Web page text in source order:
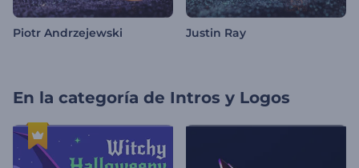
Piotr Andrzejewski Justin Ray
En la categoría de Intros y Logos